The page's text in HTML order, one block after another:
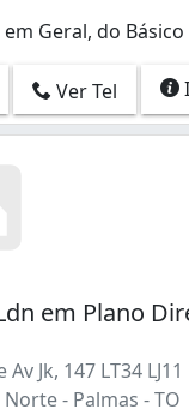
Geral, do
Ver Tel
em Plano
Jk, 147 LT34 LJ11
- Palmas - TO